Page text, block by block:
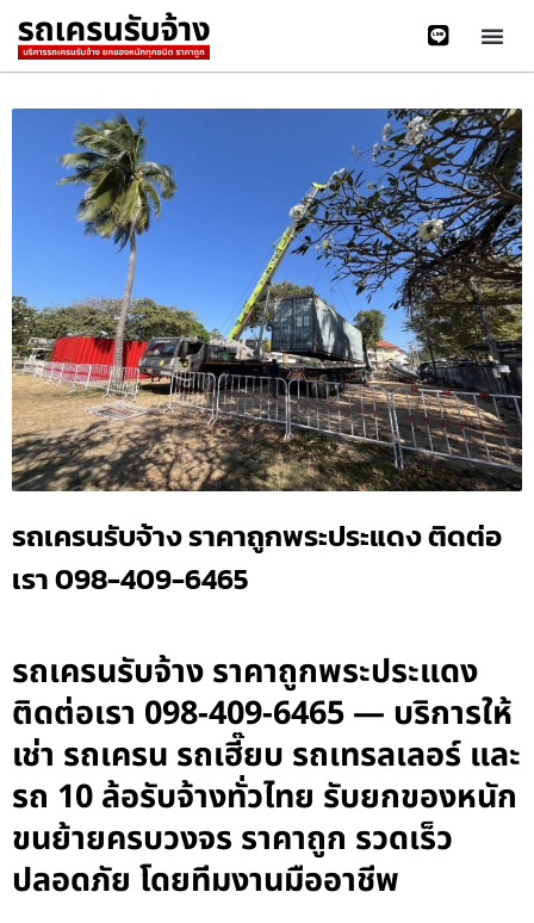
รถเครนรับจ้าง ราคาถูกพระประแดง ติดต่อ
เรา 098-409-6465
รถเครนรับจ้าง ราคาถูกพระประแดง
ติดต่อเรา 098-409-6465 — บริการให้
เช่า รถเครน รถเฮี๊ยบ รถเทรลเลอร์ และ
รถ 10 ล้อรับจ้างทั่วไทย รับยกของหนัก
ขนย้ายครบวงจร ราคาถูก รวดเร็ว
ปลอดภัย โดยทีมงานมืออาชีพ